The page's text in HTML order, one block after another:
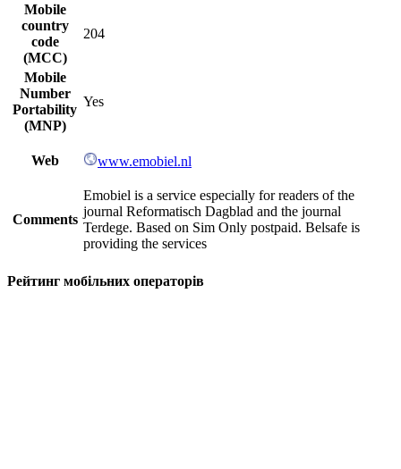
Mobile
country
code
(MCC)
204
Mobile
Number
Portability
(MNP)
Yes
Web www.emobiel.nl
Comments
Emobiel is a service especially for readers of the
journal Reformatisch Dagblad and the journal
Terdege. Based on Sim Only postpaid. Belsafe is
providing the services
Рейтинг мобільних операторів